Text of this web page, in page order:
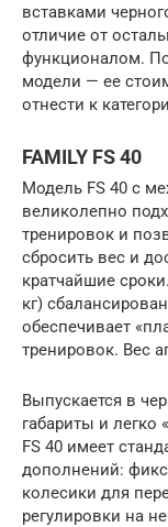
вставками
отличие от
функционалом.
модели — ее
отнести к
FAMILY FS 40
Модель FS 40 с
великолепно
тренировок и
сбросить вес и
кратчайшие
кг)
обеспечивает
тренировок. Вес
Выпускается в
габариты и легко
FS 40 имеет
дополнений:
колесики для
регулировки на